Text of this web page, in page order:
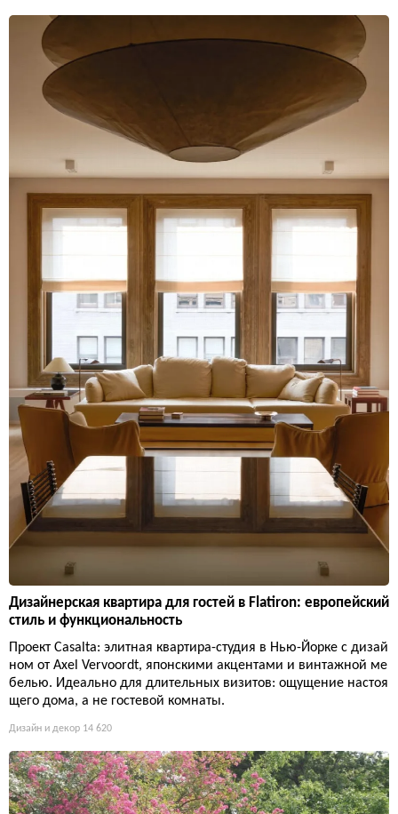
Дизайнерская квартира для гостей в Flatiron: европейский
стиль и функциональность
Проект Casalta: элитная квартира-студия в Нью-Йорке с дизай
ном от Axel Vervoordt, японскими акцентами и винтажной ме
белью. Идеально для длительных визитов: ощущение настоя
щего дома, а не гостевой комнаты.
Дизайн и декор 14 620